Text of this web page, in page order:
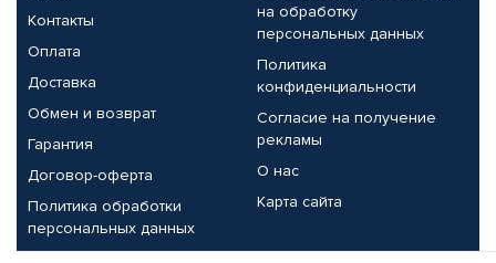
Контакты
Оплата
Доставка
Обмен и возврат
Гарантия
Договор-оферта
Политика обработки
персональных данных
на обработку
персональных данных
Политика
конфиденциальности
Согласие на получение
рекламы
О нас
Карта сайта